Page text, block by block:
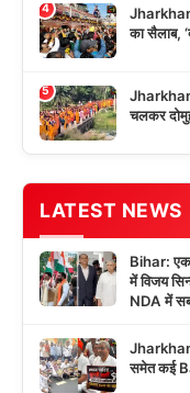
4
का सैलाब,
5
चलकर
LATEST NEWS
Bihar: एक
में विजय
NDA में
समेत कई